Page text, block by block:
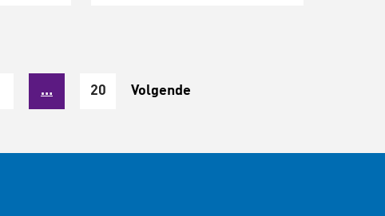
… 20 Volgende